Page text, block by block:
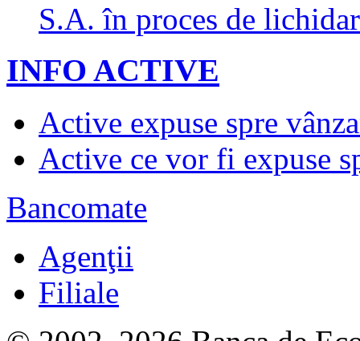
S.A. în proces de
INFO ACTIVE
Active expuse spre
Active ce vor fi expuse
Bancomate
Agenţii
Filiale